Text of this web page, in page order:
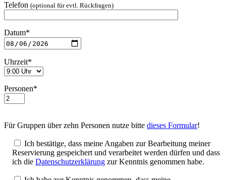
Telefon (optional für evtl. Rückfragen)
Datum*
Uhrzeit*
Personen*
Für Gruppen über zehn Personen nutze bitte dieses Formular!
Ich bestätige, dass meine Angaben zur Bearbeitung meiner
Reservierung gespeichert und verarbeitet werden dürfen und dass
ich die Datenschutzerklärung zur Kenntnis genommen habe.